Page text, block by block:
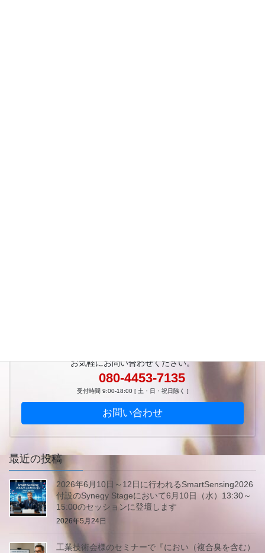
お気軽にお問い合わせください。
080-4453-7135
受付時間 9:00-18:00 [ 土・日・祝日除く ]
お問い合わせ
最近の投稿
2026年6月10日～12日に行われるSmartSensing2026
付設のSynegy Stageにおいて6月10日（水）13:30～
15:00のセッションに登壇します
2026年5月24日
工業技術会様のセミナーで『におい（複合臭を含む）